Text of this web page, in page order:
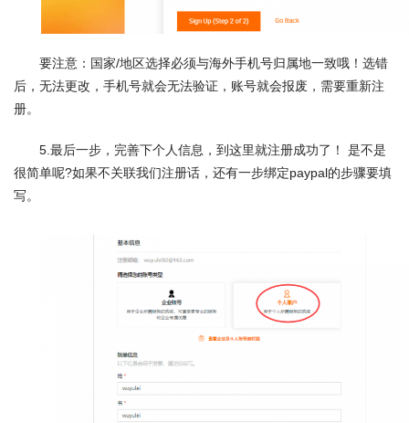
要注意：国家/地区选择必须与海外手机号归属地一致哦！选错
后，无法更改，手机号就会无法验证，账号就会报废，需要重新注
册。
5.最后一步，完善下个人信息，到这里就注册成功了！ 是不是
很简单呢?如果不关联我们注册话，还有一步绑定paypal的步骤要填
写。